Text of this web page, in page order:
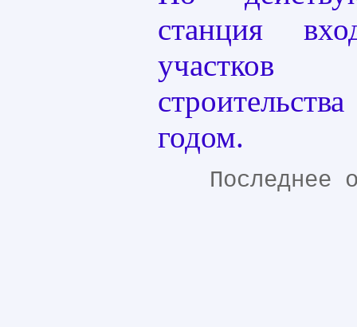
станция
участков
годом.
Последнее